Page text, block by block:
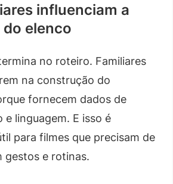
influenciam a
elenco
no roteiro. Familiares
na construção do
fornecem dados de
linguagem. E isso é
para filmes que precisam de
gestos e rotinas.